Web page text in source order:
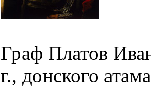
Граф Платов
г., донского